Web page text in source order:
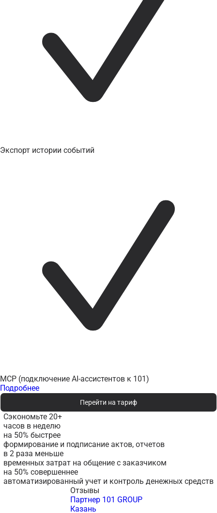
Экспорт истории событий
MCP (подключение AI-ассистентов к 101)
Подробнее
Перейти на тариф
Сэкономьте 20+
часов в неделю
на 50% быстрее
формирование и подписание актов, отчетов
в 2 раза меньше
временных затрат на общение с заказчиком
на 50% совершеннее
автоматизированный учет и контроль денежных средств
Отзывы
Партнер 101 GROUP
Казань